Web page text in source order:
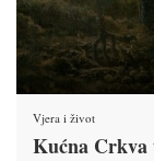
Vjera i život
Kućna Crkva